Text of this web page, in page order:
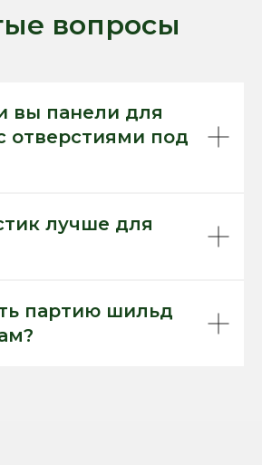
вопросы
вы панели для
отверстиями под
лучше для
партию шильд